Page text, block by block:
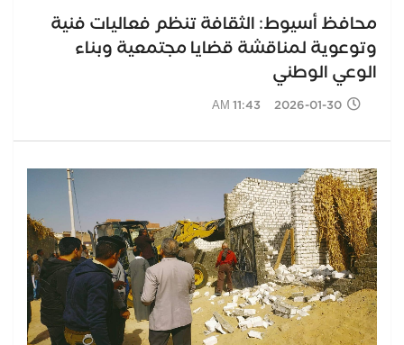
محافظ أسيوط: الثقافة تنظم فعاليات فنية
وتوعوية لمناقشة قضايا مجتمعية وبناء
الوعي الوطني
2026-01-30 11:43 AM